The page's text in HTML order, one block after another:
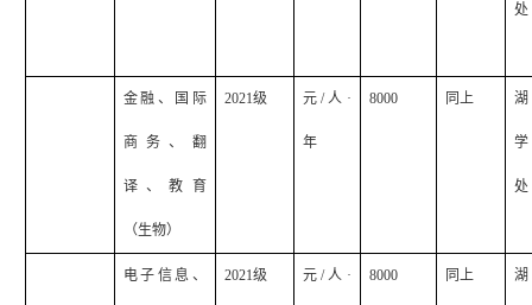
处
金融、国际
商务、翻
译、教育
（生物）
2021级 元/人·
年
8000 同上
处
电子信息、 2021级 元/人· 8000 同上